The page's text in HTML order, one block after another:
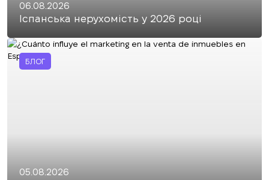
06.08.2026
Іспанська нерухомість у 2026 році
БЛОГ
05.08.2026